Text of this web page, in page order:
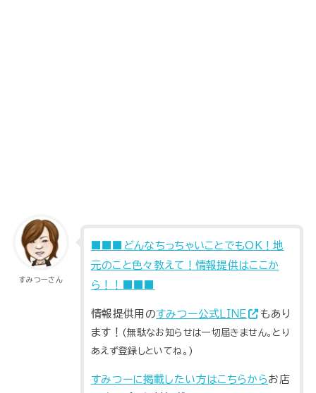
すみつーさん
■■■どんなちっちゃいことでもOK！地
元のこと色々教えて！情報提供はここか
ら！！■■■
情報提供用のすみつー公式ＬＩＮＥ
もあり
ます！ (無駄なお知らせは一切届きません。とり
あえず登録しといてね。)
すみつーに掲載したい方はこちらから お店